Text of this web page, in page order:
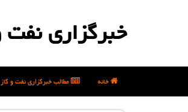
خبرگزاری نفت
خانه مطالب خبرگزاری نفت و گاز